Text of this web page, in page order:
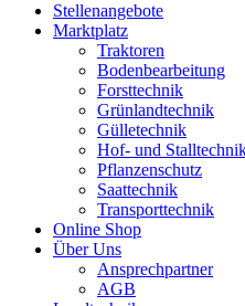
Stellenangebote
Marktplatz
Traktoren
Bodenbearbeitung
Forsttechnik
Grünlandtechnik
Gülletechnik
Hof- und
Pflanzenschutz
Saattechnik
Transporttechnik
Online Shop
Über Uns
Ansprechpartner
AGB